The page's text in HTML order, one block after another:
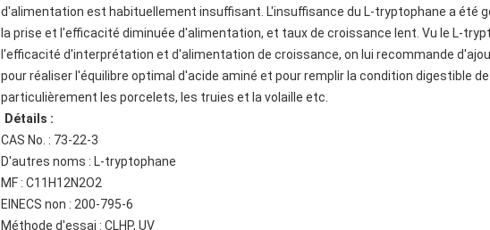
d'alimentation est habituellement insuffisant. L'insuffisance du L-tryptophane a été
la prise et l'efficacité diminuée d'alimentation, et taux de croissance lent. Vu le L-
l'efficacité d'interprétation et d'alimentation de croissance, on lui recommande
pour réaliser l'équilibre optimal d'acide aminé et pour remplir la condition digestible
particulièrement les porcelets, les truies et la volaille etc.
Détails :
CAS No. : 73-22-3
D'autres noms : L-tryptophane
MF : C11H12N2O2
EINECS non : 200-795-6
Méthode d'essai : CLHP, UV